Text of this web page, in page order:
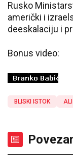
Rusko
američki i
deeskalaciju i
Bonus video:
BLISKI ISTOK ALI